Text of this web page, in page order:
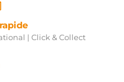
| Click & Collect